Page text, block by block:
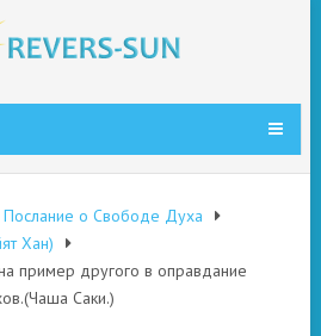
о Свободе Духа
Хан)
пример другого в оправдание
Саки.)